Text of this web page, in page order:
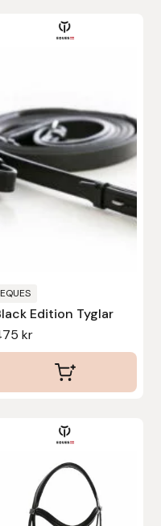
EQUES
Edition Tyglar
kr